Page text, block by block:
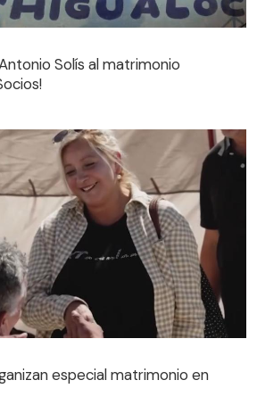
Solís al matrimonio
especial matrimonio en